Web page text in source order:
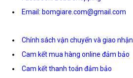
Email: bomgiare.com@gmail.com
Chính sách vận chuyển và giao nhận
Cam kết mua hàng online đảm bảo
Cam kết thanh toán đảm bảo